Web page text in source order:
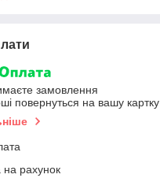
замовлення
повернуться на вашу картку
рахунок